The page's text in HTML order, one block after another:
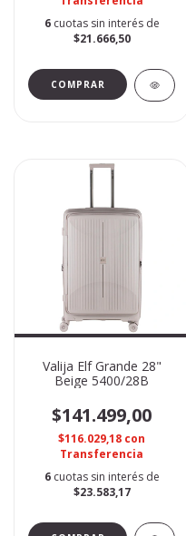
6 cuotas sin interés de
$21.666,50
Valija Elf Grande 28"
Beige 5400/28B
$141.499,00
$116.029,18 con
Transferencia
6 cuotas sin interés de
$23.583,17